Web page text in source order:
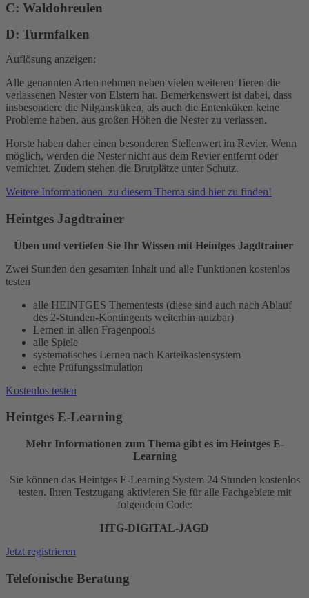
C: Waldohreulen
D: Turmfalken
Auflösung anzeigen:
Alle genannten Arten nehmen neben vielen weiteren Tieren die
verlassenen Nester von Elstern hat. Bemerkenswert ist dabei, dass
insbesondere die Nilgansküken, als auch die Entenküken keine
Probleme haben, aus großen Höhen die Nester zu verlassen.
Horste haben daher einen besonderen Stellenwert im Revier. Wenn
möglich, werden die Nester nicht aus dem Revier entfernt oder
vernichtet. Zudem stehen die Brutplätze unter Schutz.
Weitere Informationen zu diesem Thema sind hier zu finden!
Heintges Jagdtrainer
Üben und vertiefen Sie Ihr Wissen mit Heintges Jagdtrainer
Zwei Stunden den gesamten Inhalt und alle Funktionen kostenlos
testen
alle HEINTGES Thementests (diese sind auch nach Ablauf
des 2-Stunden-Kontingents weiterhin nutzbar)
Lernen in allen Fragenpools
alle Spiele
systematisches Lernen nach Karteikastensystem
echte Prüfungssimulation
Kostenlos testen
Heintges E-Learning
Mehr Informationen zum Thema gibt es im Heintges E-
Learning
Sie können das Heintges E-Learning System 24 Stunden kostenlos
testen. Ihren Testzugang aktivieren Sie für alle Fachgebiete mit
folgendem Code:
HTG-DIGITAL-JAGD
Jetzt registrieren
Telefonische Beratung